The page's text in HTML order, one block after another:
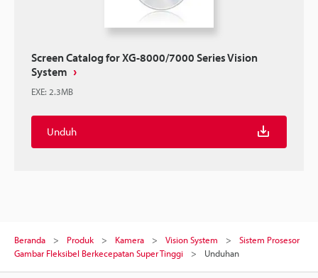
Screen Catalog for XG-8000/7000 Series Vision
System
EXE: 2.3MB
Unduh
Beranda Produk Kamera Vision System
Sistem Prosesor
Gambar Fleksibel Berkecepatan Super Tinggi
Unduhan